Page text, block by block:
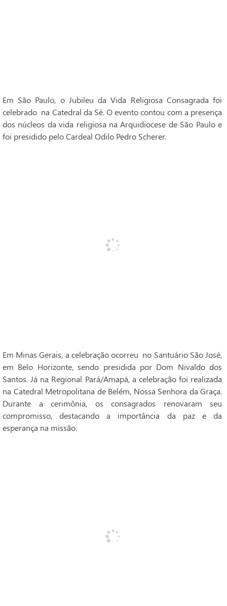
Em São Paulo, o Jubileu da Vida Religiosa Consagrada foi
celebrado na Catedral da Sé. O evento contou com a presença
dos núcleos da vida religiosa na Arquidiocese de São Paulo e
foi presidido pelo Cardeal Odilo Pedro Scherer.
Em Minas Gerais, a celebração ocorreu no Santuário São José,
em Belo Horizonte, sendo presidida por Dom Nivaldo dos
Santos. Já na Regional Pará/Amapá, a celebração foi realizada
na Catedral Metropolitana de Belém, Nossa Senhora da Graça.
Durante a cerimônia, os consagrados renovaram seu
compromisso, destacando a importância da paz e da
esperança na missão.